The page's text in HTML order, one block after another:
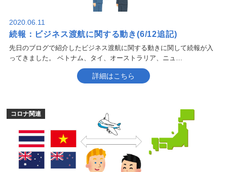
2020.06.11
続報：ビジネス渡航に関する動き(6/12追記)
先日のブログで紹介したビジネス渡航に関する動きに関して続報が入
ってきました。 ベトナム、タイ、オーストラリア、ニュ…
詳細はこちら
コロナ関連